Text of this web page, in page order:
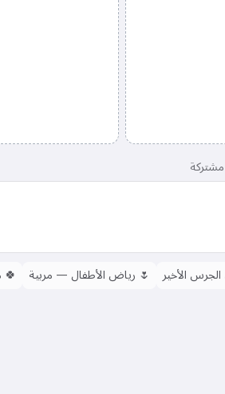
الأخير 🌷 رياض الأطفال — مربية 🍀